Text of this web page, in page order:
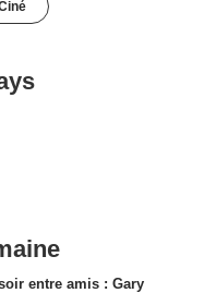
entre amis : Gary